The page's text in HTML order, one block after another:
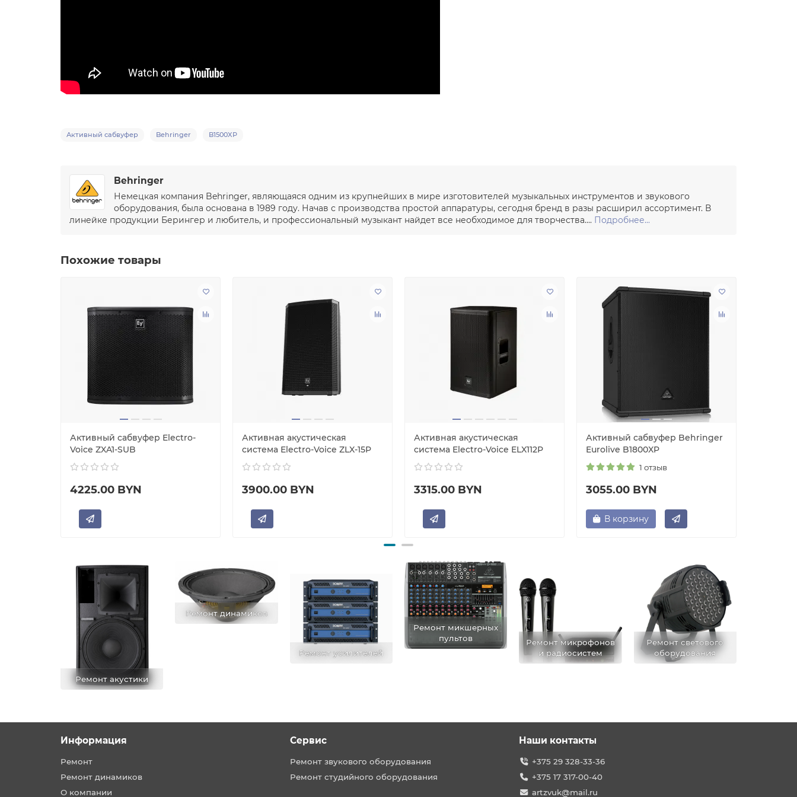
Активный сабвуфер Behringer B1500XP
Behringer
Немецкая компания Behringer, являющаяся одним из крупнейших в мире изготовителей музыкальных инструментов и звукового
оборудования, была основана в 1989 году. Начав с производства простой аппаратуры, сегодня бренд в разы расширил ассортимент. В
линейке продукции Берингер и любитель, и профессиональный музыкант найдет все необходимое для творчества.... Подробнее...
Похожие товары
Активный сабвуфер Electro-
Voice ZXA1-SUB
4225.00 BYN
Активная акустическая
система Electro-Voice ZLX-15P
3900.00 BYN
Активная акустическая
система Electro-Voice ELX112P
3315.00 BYN
Активный сабвуфер Behringer
Eurolive B1800XP
1 отзыв
3055.00 BYN
В корзину
Ремонт акустики
Ремонт динамиков
Ремонт усилителей
Ремонт микшерных
пультов
Ремонт микрофонов
и радиосистем
Ремонт светового
оборудования
Информация
Ремонт
Ремонт динамиков
О компании
Сервис
Ремонт звукового оборудования
Ремонт студийного оборудования
Наши контакты
+375 29 328-33-36
+375 17 317-00-40
artzvuk@mail.ru